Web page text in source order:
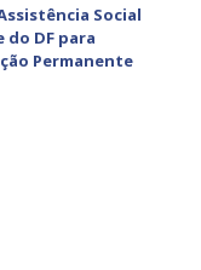
Social
DF para
Permanente